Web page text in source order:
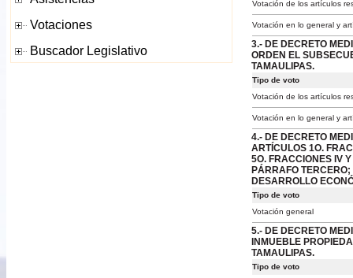
Votación de los artículos
Votación en lo general y
3.- DE DECRETO
ORDEN EL
TAMAULIPAS.
Tipo de voto
Votación de los artículos
Votación en lo general y
4.- DE DECRETO
ARTÍCULOS 1O.
5O. FRACCIONES IV
PÁRRAFO
DESARROLLO
Tipo de voto
Votación general
5.- DE DECRETO
INMUEBLE
TAMAULIPAS.
Tipo de voto